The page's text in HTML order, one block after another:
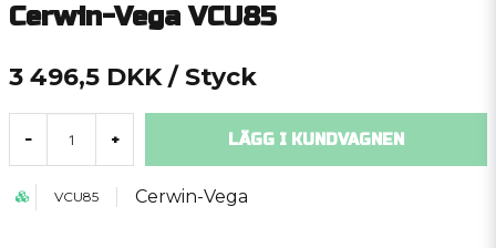
Cerwin-Vega VCU85
3 496,5 DKK / Styck
- + LÄGG I KUNDVAGNEN
VCU85 Cerwin-Vega